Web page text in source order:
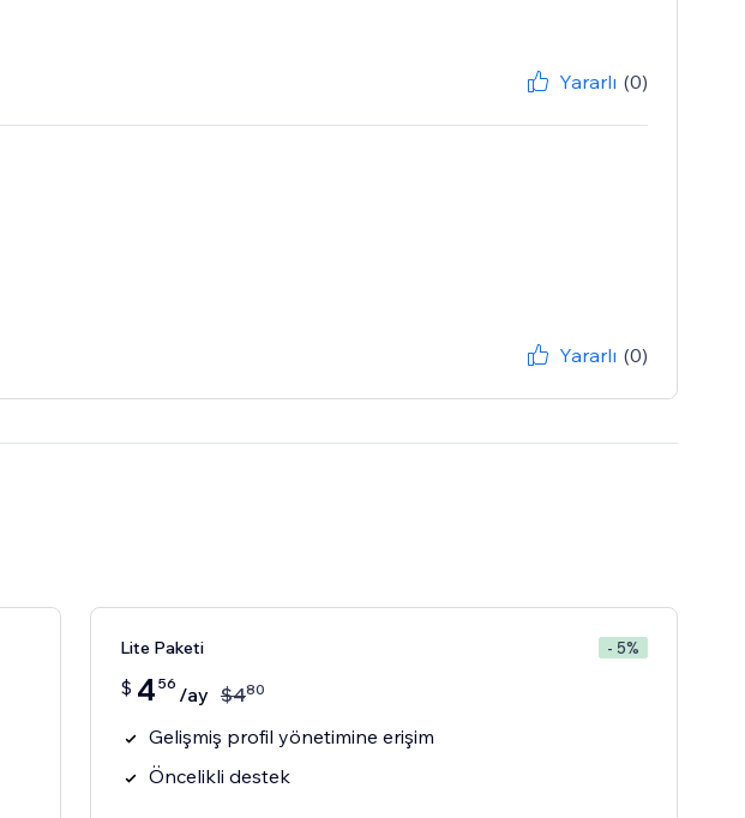
Yararlı (0)
Yararlı (0)
Lite Paketi - 5%
$ 4 56 /ay $480
Gelişmiş profil yönetimine erişim
Öncelikli destek